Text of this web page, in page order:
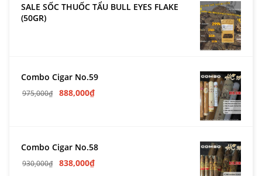
SALE SỐC THUỐC TẨU BULL EYES FLAKE
(50GR)
Combo Cigar No.59
975,000₫ 888,000₫
Combo Cigar No.58
930,000₫ 838,000₫